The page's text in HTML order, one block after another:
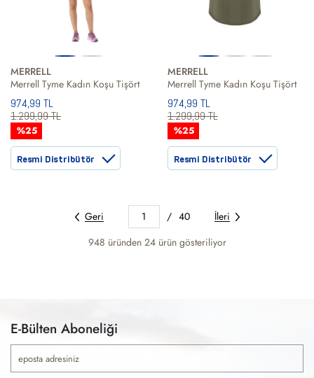
MERRELL
Merrell Tyme Kadın Koşu Tişört
974,99 TL
1.299,99 TL
%25
Resmi Distribütör
MERRELL
Merrell Tyme Kadın Koşu Tişört
974,99 TL
1.299,99 TL
%25
Resmi Distribütör
Geri 1 / 40
İleri
948 üründen 24 ürün gösteriliyor
E-Bülten Aboneliği